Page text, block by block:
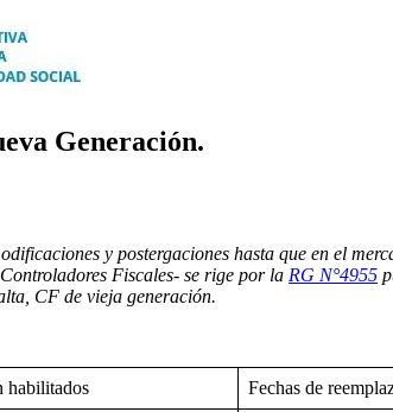
Generación.
y postergaciones hasta que en el
Fiscales- se rige por la RG N°4955
CF de vieja generación.
habilitados Fechas de